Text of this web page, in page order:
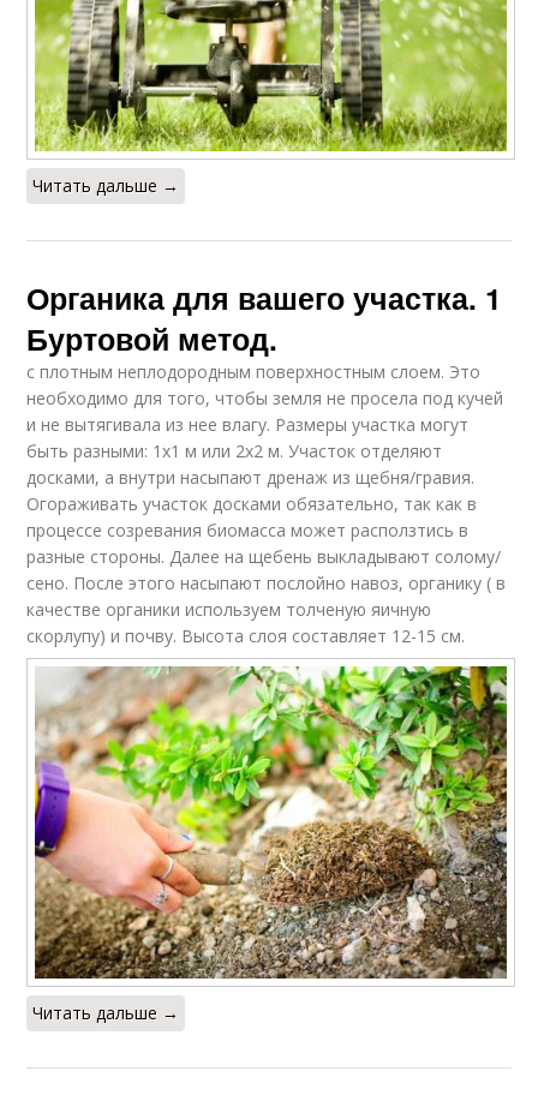
Читать дальше →
Органика для вашего участка. 1
Буртовой метод.
с плотным неплодородным поверхностным слоем. Это
необходимо для того, чтобы земля не просела под кучей
и не вытягивала из нее влагу. Размеры участка могут
быть разными: 1х1 м или 2х2 м. Участок отделяют
досками, а внутри насыпают дренаж из щебня/гравия.
Огораживать участок досками обязательно, так как в
процессе созревания биомасса может расползтись в
разные стороны. Далее на щебень выкладывают солому/
сено. После этого насыпают послойно навоз, органику ( в
качестве органики используем толченую яичную
скорлупу) и почву. Высота слоя составляет 12-15 см.
Читать дальше →